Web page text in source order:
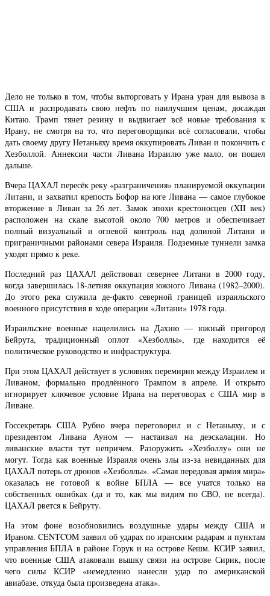
Дело не только в том, чтобы выторговать у Ирана уран для вывоза в
США и распродавать свою нефть по наилучшим ценам, досаждая
Китаю. Трамп тянет резину и выдвигает всё новые требования к
Ирану, не смотря на то, что переговорщики всё согласовали, чтобы
дать своему другу Нетаньяху время оккупировать Ливан и покончить с
Хезболлой. Аннексии части Ливана Израилю уже мало, он пошел
дальше.
Вчера ЦАХАЛ пересёк реку «разграничения» планируемой оккупации
Литани, и захватил крепость Бофор на юге Ливана — самое глубокое
вторжение в Ливан за 26 лет. Замок эпохи крестоносцев (XII век)
расположен на скале высотой около 700 метров и обеспечивает
полный визуальный и огневой контроль над долиной Литани и
приграничными районами севера Израиля. Подземные туннели замка
уходят прямо к реке.
Последний раз ЦАХАЛ действовал севернее Литани в 2000 году,
когда завершилась 18-летняя оккупация южного Ливана (1982–2000).
До этого река служила де-факто северной границей израильского
военного присутствия в ходе операции «Литани» 1978 года.
Израильские военные нацелились на Дахию — южный пригород
Бейрута, традиционный оплот «Хезболлы», где находится её
политическое руководство и инфраструктура.
При этом ЦАХАЛ действует в условиях перемирия между Израилем и
Ливаном, формально продлённого Трампом в апреле. И открыто
игнорирует ключевое условие Ирана на переговорах с США мир в
Ливане.
Госсекретарь США Рубио вчера переговорил и с Нетаньяху, и с
президентом Ливана Ауном — настаивал на деэскалации. Но
ливанские власти тут непричем. Разоружить «Хезболлу» они не
могут. Тогда как военные Израиля очень злы из-за невиданных для
ЦАХАЛ потерь от дронов «Хезболлы». «Самая передовая армия мира»
оказалась не готовой к войне БПЛА — все учатся только на
собственных ошибках (да и то, как мы видим по СВО, не всегда).
ЦАХАЛ рвется к Бейруту.
На этом фоне возобновились воздушные удары между США и
Ираном. CENTCOM заявил об ударах по иранским радарам и пунктам
управления БПЛА в районе Горук и на острове Кешм. КСИР заявил,
что военные США атаковали вышку связи на острове Сирик, после
чего силы КСИР «немедленно нанесли удар по американской
авиабазе, откуда была произведена атака».